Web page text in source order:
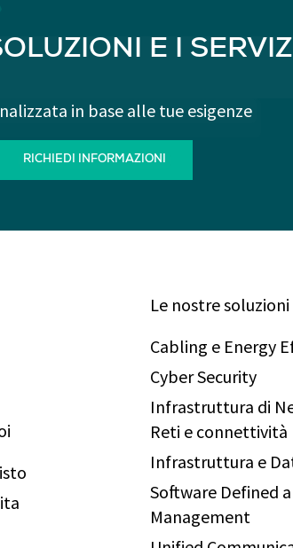
E I
in base alle tue esigenze
RICHIEDI INFORMAZIONI
Le nostre soluzioni
Cabling e Energy
Cyber Security
Infrastruttura di
Reti e connettività
Infrastruttura e
Software Defined
Management